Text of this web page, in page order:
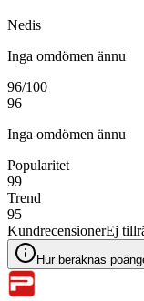
Nedis
Inga omdömen ännu
96/100
96
Inga omdömen ännu
Popularitet
99
Trend
95
KundrecensionerEj
Hur beräknas